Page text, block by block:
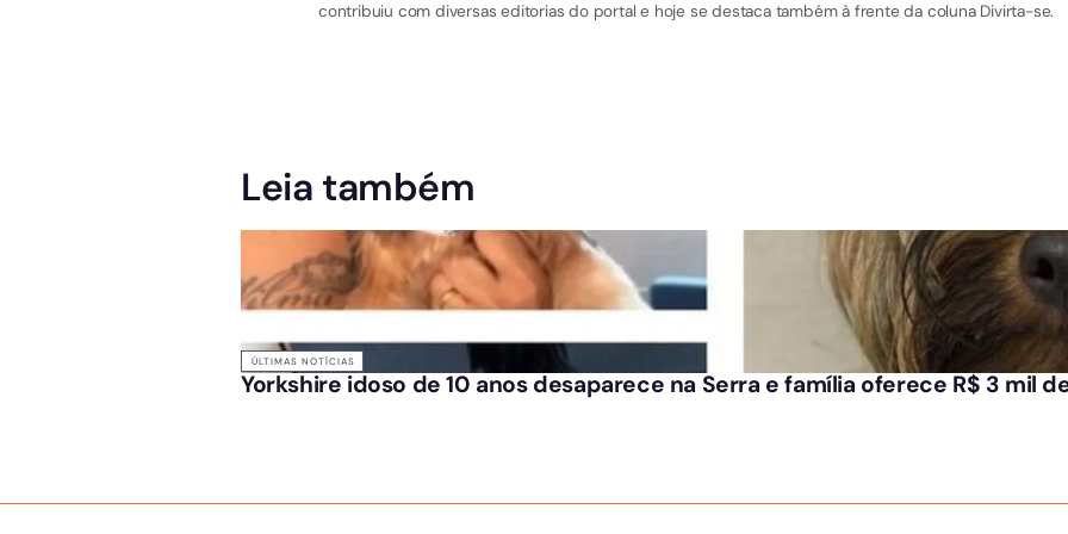
contribuiu com diversas editorias do portal e hoje se destaca também à frente da coluna Divirta-se.
Leia também
ÚLTIMAS NOTÍCIAS
Yorkshire idoso de 10 anos desaparece na Serra e família oferece R$ 3 mil